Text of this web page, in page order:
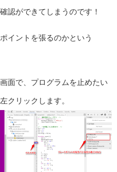
認ができてしまうのです！
イントを張るのかという
面で、プログラムを止めたい
クリックします。